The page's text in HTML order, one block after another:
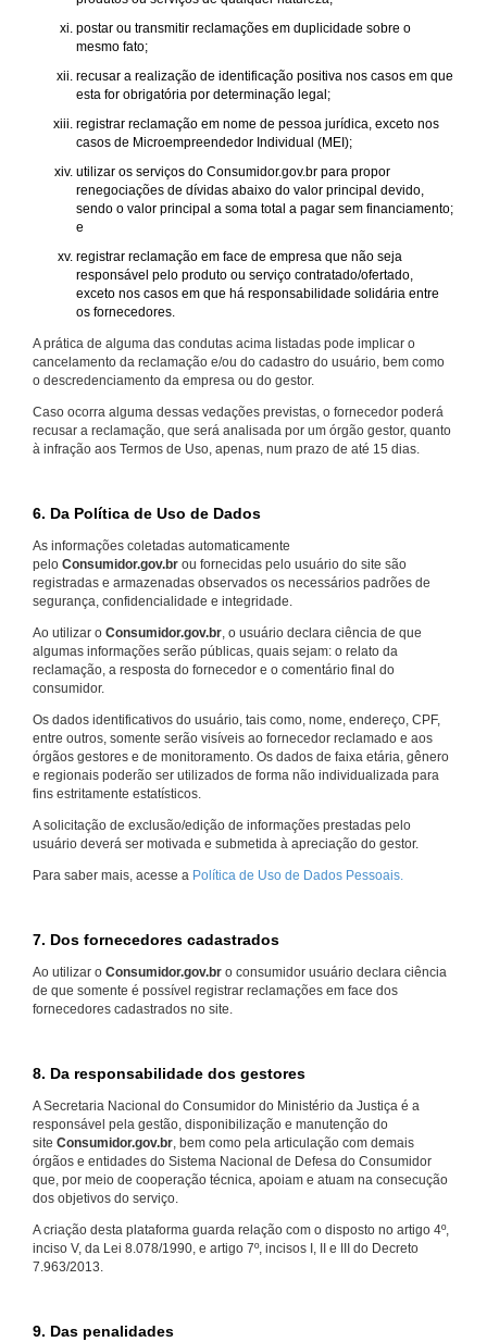
postar ou transmitir reclamações em duplicidade sobre o
mesmo fato;
recusar a realização de identificação positiva nos casos em que
esta for obrigatória por determinação legal;
registrar reclamação em nome de pessoa jurídica, exceto nos
casos de Microempreendedor Individual (MEI);
utilizar os serviços do Consumidor.gov.br para propor
renegociações de dívidas abaixo do valor principal devido,
sendo o valor principal a soma total a pagar sem financiamento;
e
registrar reclamação em face de empresa que não seja
responsável pelo produto ou serviço contratado/ofertado,
exceto nos casos em que há responsabilidade solidária entre
os fornecedores.
A prática de alguma das condutas acima listadas pode implicar o
cancelamento da reclamação e/ou do cadastro do usuário, bem como
o descredenciamento da empresa ou do gestor.
Caso ocorra alguma dessas vedações previstas, o fornecedor poderá
recusar a reclamação, que será analisada por um órgão gestor, quanto
à infração aos Termos de Uso, apenas, num prazo de até 15 dias.
6. Da Política de Uso de Dados
As informações coletadas automaticamente
pelo Consumidor.gov.br ou fornecidas pelo usuário do site são
registradas e armazenadas observados os necessários padrões de
segurança, confidencialidade e integridade.
Ao utilizar o Consumidor.gov.br , o usuário declara ciência de que
algumas informações serão públicas, quais sejam: o relato da
reclamação, a resposta do fornecedor e o comentário final do
consumidor.
Os dados identificativos do usuário, tais como, nome, endereço, CPF,
entre outros, somente serão visíveis ao fornecedor reclamado e aos
órgãos gestores e de monitoramento. Os dados de faixa etária, gênero
e regionais poderão ser utilizados de forma não individualizada para
fins estritamente estatísticos.
A solicitação de exclusão/edição de informações prestadas pelo
usuário deverá ser motivada e submetida à apreciação do gestor.
Para saber mais, acesse a Política de Uso de Dados Pessoais.
7. Dos fornecedores cadastrados
Ao utilizar o Consumidor.gov.br o consumidor usuário declara ciência
de que somente é possível registrar reclamações em face dos
fornecedores cadastrados no site.
8. Da responsabilidade dos gestores
A Secretaria Nacional do Consumidor do Ministério da Justiça é a
responsável pela gestão, disponibilização e manutenção do
site Consumidor.gov.br, bem como pela articulação com demais
órgãos e entidades do Sistema Nacional de Defesa do Consumidor
que, por meio de cooperação técnica, apoiam e atuam na consecução
dos objetivos do serviço.
A criação desta plataforma guarda relação com o disposto no artigo 4º,
inciso V, da Lei 8.078/1990, e artigo 7º, incisos I, II e III do Decreto
7.963/2013.
9. Das penalidades